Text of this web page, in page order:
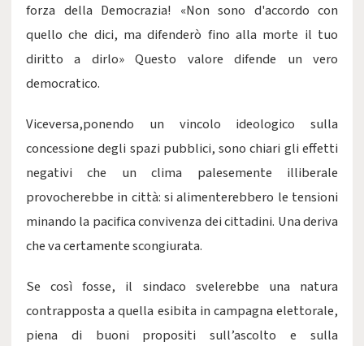
forza della Democrazia! «Non sono d'accordo con
quello che dici, ma difenderò fino alla morte il tuo
diritto a dirlo» Questo valore difende un vero
democratico.
Viceversa,ponendo un vincolo ideologico sulla
concessione degli spazi pubblici, sono chiari gli effetti
negativi che un clima palesemente illiberale
provocherebbe in città: si alimenterebbero le tensioni
minando la pacifica convivenza dei cittadini. Una deriva
che va certamente scongiurata.
Se così fosse, il sindaco svelerebbe una natura
contrapposta a quella esibita in campagna elettorale,
piena di buoni propositi sull’ascolto e sulla